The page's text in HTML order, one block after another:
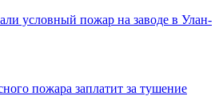
условный пожар на заводе в Улан-
пожара заплатит за тушение